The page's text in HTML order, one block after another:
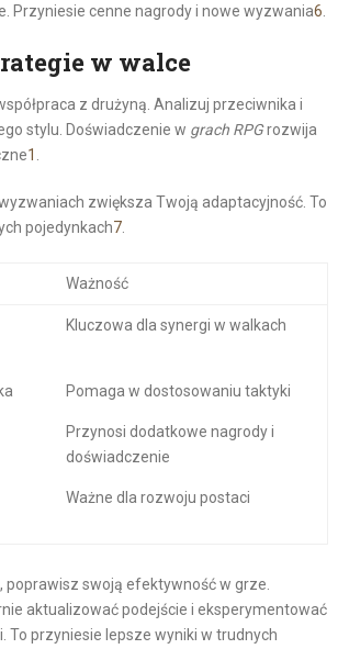
Przyniesie cenne nagrody i nowe wyzwania6
w walce
z drużyną. Analizuj przeciwnika i
stylu. Doświadczenie w grach RPGrozwija
1
zwiększa Twoją adaptacyjność. To
pojedynkach7.
Ważność
Kluczowa dla synergi w walkach
Pomaga w dostosowaniu taktyki
Przynosi dodatkowe nagrody i
doświadczenie
Ważne dla rozwoju postaci
poprawisz swoją efektywność w grze.
aktualizować podejście i eksperymentować
To przyniesie lepsze wyniki w trudnych